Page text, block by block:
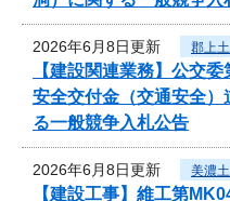
2026年6月8日更新 郡上
【建設関連業務】公交
安全交付金（交通安全
る一般競争入札公告
2026年6月8日更新 美濃
【建設工事】維工第